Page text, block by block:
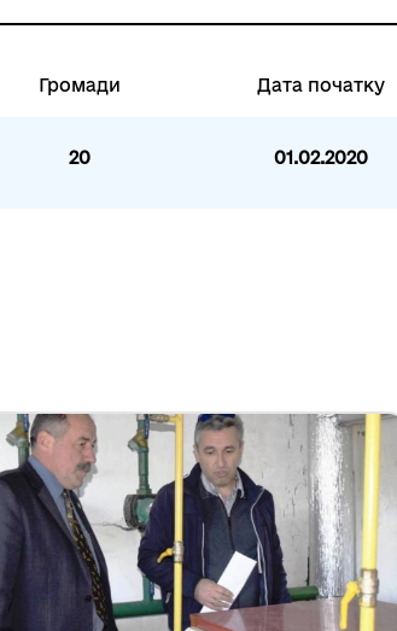
Громади Дата початку
20 01.02.2020